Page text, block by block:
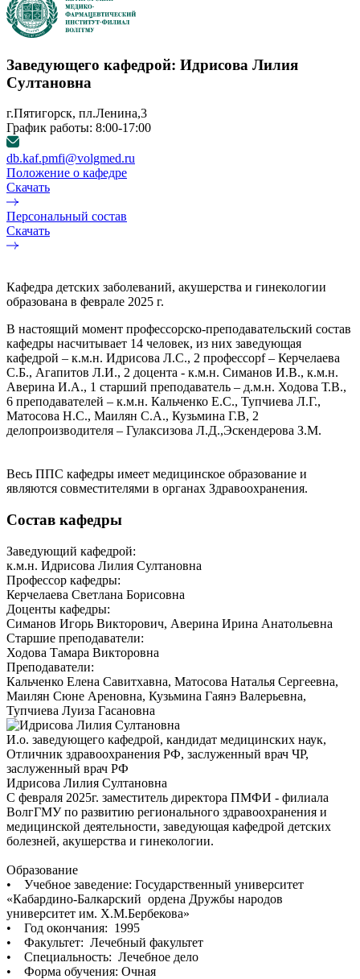
Заведующего кафедрой: Идрисова Лилия
Султановна
г.Пятигорск, пл.Ленина,3
График работы: 8:00-17:00
db.kaf.pmfi@volgmed.ru
Положение о кафедре
Скачать
Персональный состав
Скачать
Кафедра детских заболеваний, акушерства и гинекологии
образована в феврале 2025 г.
В настоящий момент профессорско-преподавательский состав
кафедры насчитывает 14 человек, из них заведующая
кафедрой – к.м.н. Идрисова Л.С., 2 профессорf – Керчелаева
С.Б., Агапитов Л.И., 2 доцента - к.м.н. Симанов И.В., к.м.н.
Аверина И.А., 1 старший преподаватель – д.м.н. Ходова Т.В.,
6 преподавателей – к.м.н. Кальченко Е.С., Тупчиева Л.Г.,
Матосова Н.С., Маилян С.А., Кузьмина Г.В, 2
делопроизводителя – Гулаксизова Л.Д.,Эскендерова З.М.
Весь ППС кафедры имеет медицинское образование и
являются совместителями в органах Здравоохранения.
Состав кафедры
Заведующий кафедрой:
к.м.н. Идрисова Лилия Султановна
Профессор кафедры:
Керчелаева Светлана Борисовна
Доценты кафедры:
Симанов Игорь Викторович, Аверина Ирина Анатольевна
Старшие преподаватели:
Ходова Тамара Викторовна
Преподаватели:
Кальченко Елена Савитхавна, Матосова Наталья Сергеевна,
Маилян Сюне Ареновна, Кузьмина Гаянэ Валерьевна,
Тупчиева Луиза Гасановна
И.о. заведующего кафедрой, кандидат медицинских наук,
Отличник здравоохранения РФ, заслуженный врач ЧР,
заслуженный врач РФ
Идрисова Лилия Султановна
С февраля 2025г. заместитель директора ПМФИ - филиала
ВолгГМУ по развитию регионального здравоохранения и
медицинской деятельности, заведующая кафедрой детских
болезней, акушерства и гинекологии.
Образование
• Учебное заведение: Государственный университет
«Кабардино-Балкарский ордена Дружбы народов
университет им. Х.М.Бербекова»
• Год окончания: 1995
• Факультет: Лечебный факультет
• Специальность: Лечебное дело
• Форма обучения: Очная